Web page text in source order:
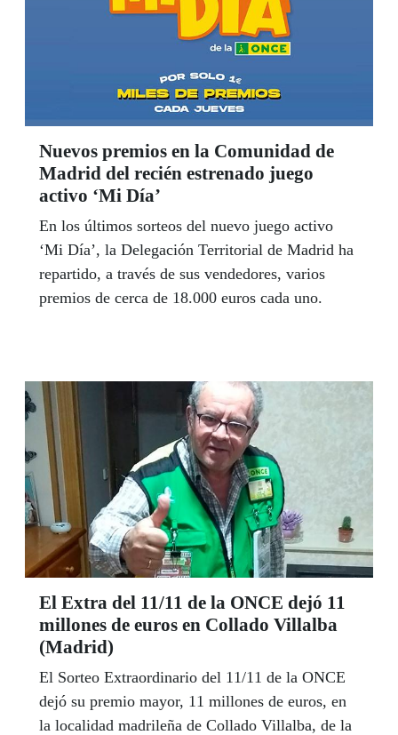
Nuevos premios en la Comunidad de
Madrid del recién estrenado juego
activo ‘Mi Día’
En los últimos sorteos del nuevo juego activo
‘Mi Día’, la Delegación Territorial de Madrid ha
repartido, a través de sus vendedores, varios
premios de cerca de 18.000 euros cada uno.
El Extra del 11/11 de la ONCE dejó 11
millones de euros en Collado Villalba
(Madrid)
El Sorteo Extraordinario del 11/11 de la ONCE
dejó su premio mayor, 11 millones de euros, en
la localidad madrileña de Collado Villalba, de la